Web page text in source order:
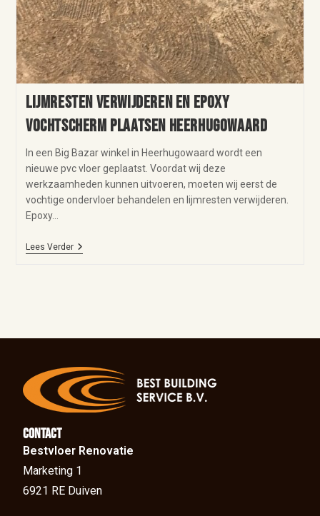
Lijmresten verwijderen en epoxy
vochtscherm plaatsen Heerhugowaard
In een Big Bazar winkel in Heerhugowaard wordt een
nieuwe pvc vloer geplaatst. Voordat wij deze
werkzaamheden kunnen uitvoeren, moeten wij eerst de
vochtige ondervloer behandelen en lijmresten verwijderen.
Epoxy…
Lees Verder
Contact
Bestvloer Renovatie
Marketing 1
6921 RE Duiven